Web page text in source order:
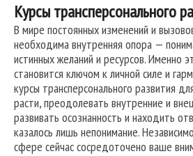
Курсы трансперсонального
В мире постоянных изменений и
необходима внутренняя опора —
истинных желаний и ресурсов. Именно
становится ключом к личной силе и
курсы трансперсонального развития
расти, преодолевать внутренние и
развивать осознанность и находить
казалось лишь непонимание.
сфере сейчас сосредоточено ваше